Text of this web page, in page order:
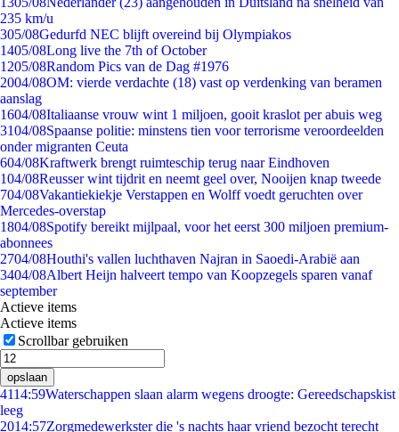
235 km/u
305/08Gedurfd NEC blijft overeind bij Olympiakos
1405/08Long live the 7th of October
1205/08Random Pics van de Dag #1976
2004/08OM: vierde verdachte (18) vast op verdenking van beramen
aanslag
1604/08Italiaanse vrouw wint 1 miljoen, gooit kraslot per abuis weg
3104/08Spaanse politie: minstens tien voor terrorisme veroordeelden
onder migranten Ceuta
604/08Kraftwerk brengt ruimteschip terug naar Eindhoven
104/08Reusser wint tijdrit en neemt geel over, Nooijen knap tweede
704/08Vakantiekiekje Verstappen en Wolff voedt geruchten over
Mercedes-overstap
1804/08Spotify bereikt mijlpaal, voor het eerst 300 miljoen premium-
abonnees
2704/08Houthi's vallen luchthaven Najran in Saoedi-Arabië aan
3404/08Albert Heijn halveert tempo van Koopzegels sparen vanaf
september
Actieve items
Actieve items
Scrollbar gebruiken
opslaan
4114:59Waterschappen slaan alarm wegens droogte: Gereedschapskist
leeg
2014:57Zorgmedewerkster die 's nachts haar vriend bezocht terecht